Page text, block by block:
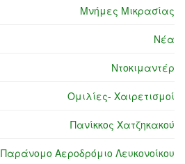
Μνήμες Μικρασίας
Νέα
Ντοκιμαντέρ
Ομιλίες- Χαιρετισμοί
Πανίκκος Χατζηκακού
Παράνομο Αεροδρόμιο Λευκονοίκου